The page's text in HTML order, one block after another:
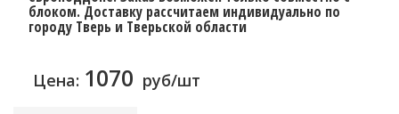
блоком. Доставку рассчитаем индивидуально по
городу Тверь и Тверьской области
Цена: 1070 руб/шт